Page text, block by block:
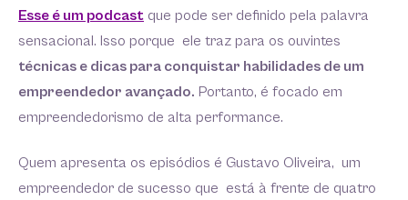
Esse é um podcast que pode ser definido pela palavra
sensacional. Isso porque ele traz para os ouvintes
técnicas e dicas para conquistar habilidades de um
empreendedor avançado. Portanto, é focado em
empreendedorismo de alta performance.
Quem apresenta os episódios é Gustavo Oliveira, um
empreendedor de sucesso que está à frente de quatro